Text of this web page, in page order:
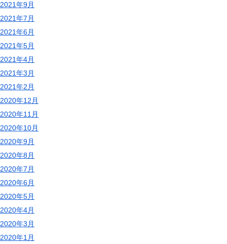
2021年9月
2021年7月
2021年6月
2021年5月
2021年4月
2021年3月
2021年2月
2020年12月
2020年11月
2020年10月
2020年9月
2020年8月
2020年7月
2020年6月
2020年5月
2020年4月
2020年3月
2020年1月